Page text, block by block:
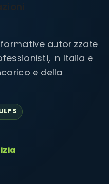
autorizzate
in Italia e
e della